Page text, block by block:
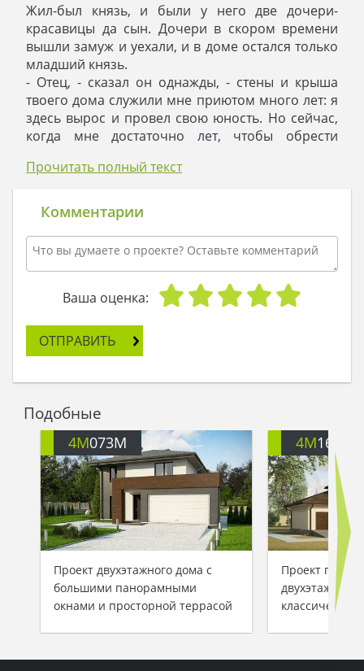
Жил-был князь, и были у него две дочери-
красавицы да сын. Дочери в скором времени
вышли замуж и уехали, и в доме остался только
младший князь.
- Отец, - сказал он однажды, - стены и крыша
твоего дома служили мне приютом много лет: я
здесь вырос и провел свою юность. Но сейчас,
когда мне достаточно лет, чтобы обрести
полноправным хозяином. По княжеским
он мне видится.
- Это достойное решение, - ответил князь, - но
помни: мой дом навсегда останется и твоим
- Спасибо тебе за доверие, - ответил сын и ушел.
Он нашел лучших мастеров, и сказал им:
двухэтажный дом, современный, с
белоснежными стенами, балконом и террасой.
Мастера кивнули и принялись за дело. И вышел
такой красивый дом, какого, вероятно, все
княжество за свою историю еще не видало!
Тогда младший князь пришел к отцу и сказал:
- Ну вот, теперь я могу смело заявить, что двери
моего дома всегда для тебя открыты!
Отец лишь кивнул в ответ, что означало его
полное доверие и согласие…
Прочитать полный текст
Комментарии
Ваша оценка:
ОТПРАВИТЬ
Подобные
4M073M
Проект двухэтажного дома с
большими панорамными
окнами и просторной террасой
4M1638
Проект
двухэтажного
классическом